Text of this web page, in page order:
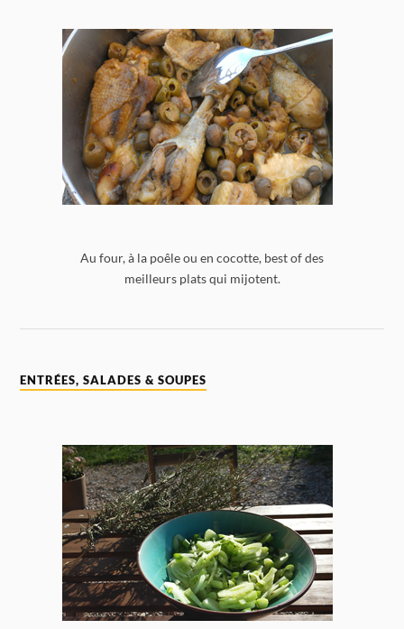
Au four, à la poêle ou en cocotte, best of des
meilleurs plats qui mijotent.
ENTRÉES, SALADES & SOUPES